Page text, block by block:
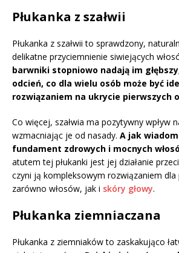
Płukanka z szałwii
Płukanka z szałwii to sprawdzony,
delikatne przyciemnienie siwiejących
barwniki stopniowo nadają im
odcień, co dla wielu osób może być
rozwiązaniem na ukrycie pierwszych
Co więcej, szałwia ma pozytywny wpływ
wzmacniając je od nasady. A jak
fundament zdrowych i mocnych
atutem tej płukanki jest jej działanie
czyni ją kompleksowym rozwiązaniem
zarówno włosów, jak i skóry głowy.
Płukanka ziemniaczana
Płukanka z ziemniaków to zaskakująco